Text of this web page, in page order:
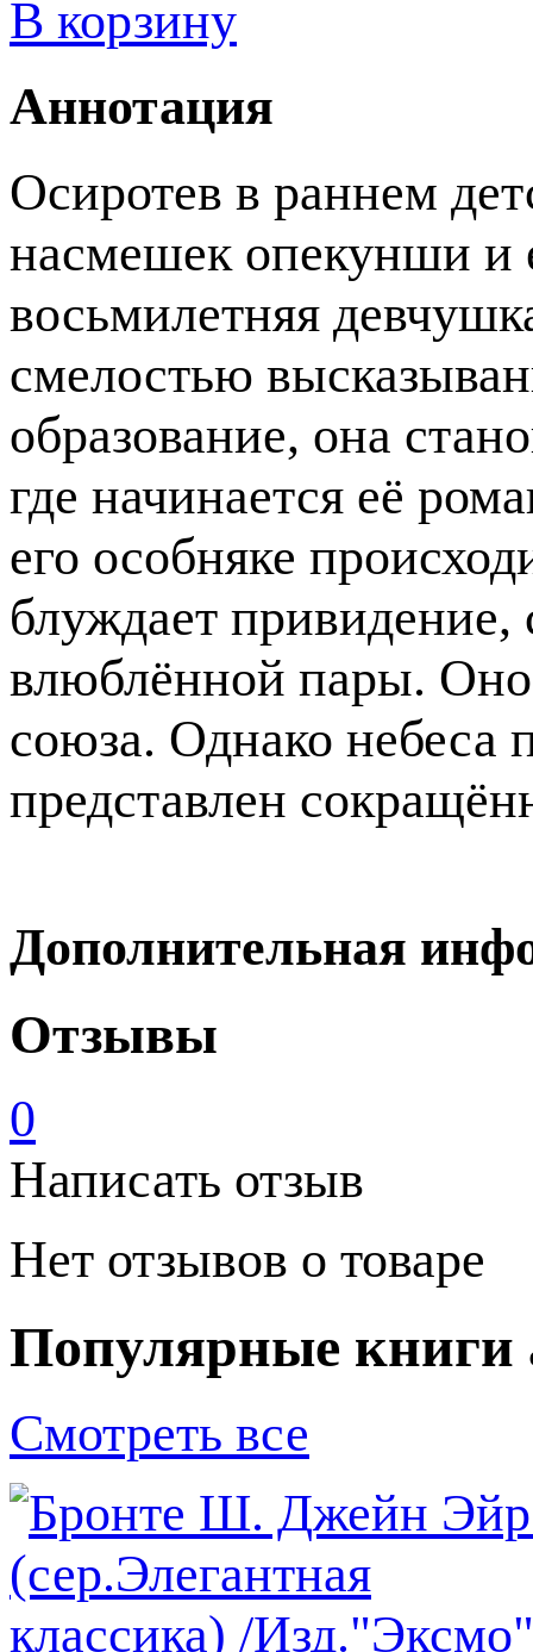
В корзину
Аннотация
Осиротев в раннем
насмешек опекунши и
восьмилетняя
смелостью
образование, она
где начинается её
его особняке
блуждает привидение,
влюблённой пары.
союза. Однако
представлен
Дополнительная
Отзывы
0
Написать отзыв
Нет отзывов о товаре
Популярные книги
Смотреть все